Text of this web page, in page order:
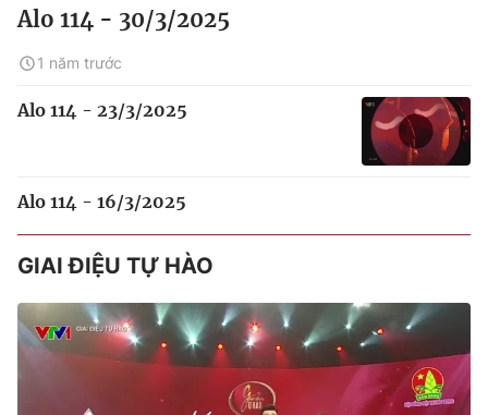
Alo 114 - 30/3/2025
1 năm trước
Alo 114 - 23/3/2025
Alo 114 - 16/3/2025
GIAI ĐIỆU TỰ HÀO